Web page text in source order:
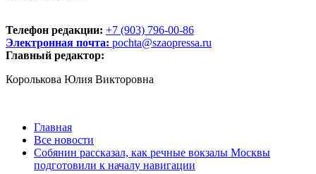
Телефон редакции: +7 (903) 796-00-86
Электронная почта: pochta@szaopressa.ru
Главный редактор:
Королькова Юлия Викторовна
Главная
Все новости
Собянин рассказал, как речные вокзалы Москвы
подготовили к началу навигации